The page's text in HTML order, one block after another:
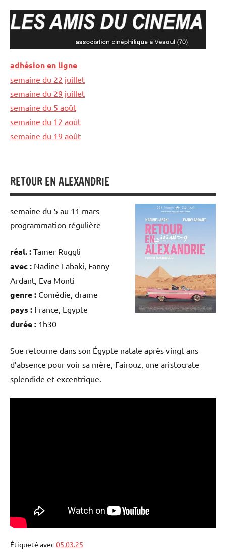
LES
AMIS
DU
CINEMA
cinéphilique
à
Vesoul
adhésion en ligne
semaine du 22 juillet
semaine du 29 juillet
semaine du 5 août
semaine du 12 août
semaine du 19 août
RETOUR EN ALEXANDRIE
semaine du 5 au 11 mars
programmation régulière
réal. : Tamer Ruggli
avec : Nadine Labaki, Fanny
Ardant, Eva Monti
genre : Comédie, drame
pays : France, Egypte
durée : 1h30
Sue retourne dans son Égypte natale après vingt ans
d’absence pour voir sa mère, Fairouz, une aristocrate
splendide et excentrique.
Étiqueté avec 05.03.25